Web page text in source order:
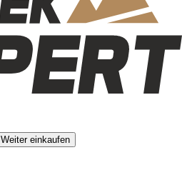
Weiter einkaufen